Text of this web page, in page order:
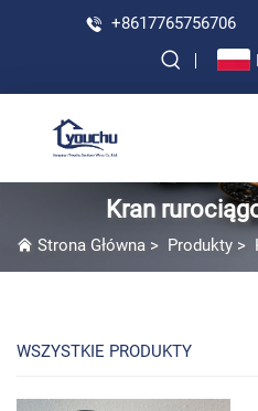
+8617765756706
Kran
Strona Główna > Produkty >
WSZYSTKIE PRODUKTY